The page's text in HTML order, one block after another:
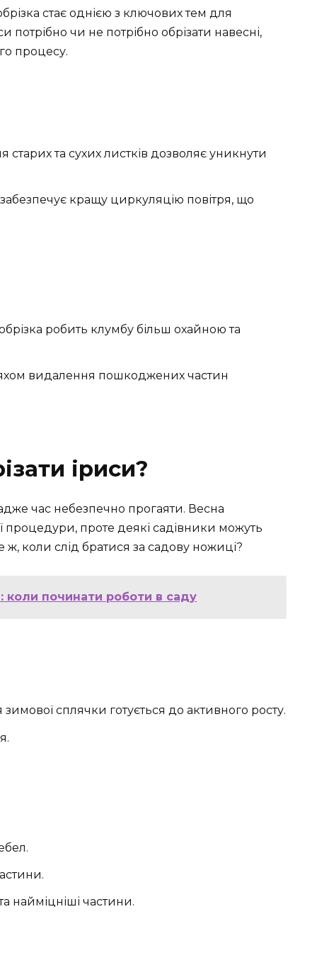
стає однією з ключових тем для
чи не потрібно обрізати навесні,
процесу.
старих та сухих листків дозволяє уникнути
кращу циркуляцію повітря, що
робить клумбу більш охайною та
видалення пошкоджених частин
іриси?
час небезпечно прогаяти. Весна
процедури, проте деякі садівники можуть
ж, коли слід братися за садову ножиці?
коли починати роботи в саду
сплячки готується до активного росту.
найміцніші частини.